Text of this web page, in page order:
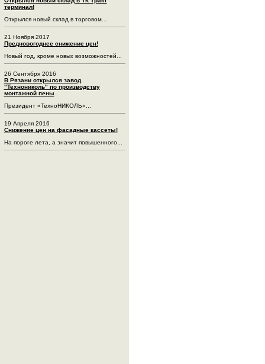
терминал!
Открылся новый склад в торговом...
21 Ноября 2017
Предновогоднее снижение цен!
Новый год, кроме новых возможностей...
26 Сентября 2016
В Рязани открылся завод
"Технониколь" по производству
монтажной пены
Президент «ТехноНИКОЛЬ»...
19 Апреля 2016
Снижение цен на фасадные кассеты!
На пороге лета, а значит повышенного...